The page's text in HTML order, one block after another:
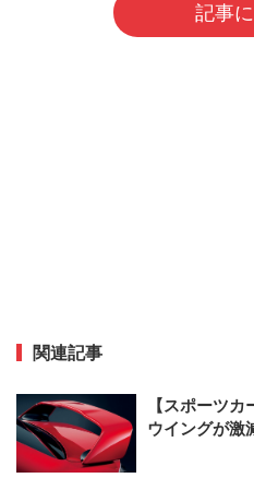
記事
関連記事
【スポーツ
ウイングが激